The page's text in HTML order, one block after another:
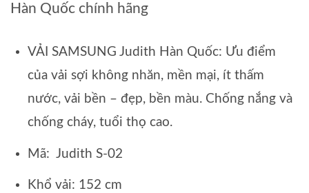
Hàn Quốc chính hãng
VẢI SAMSUNG Judith Hàn Quốc: Ưu điểm
của vải sợi không nhăn, mền mại, ít thấm
nước, vải bền – đẹp, bền màu. Chống nắng và
chống cháy, tuổi thọ cao.
Mã: Judith S-02
Khổ vải: 152 cm